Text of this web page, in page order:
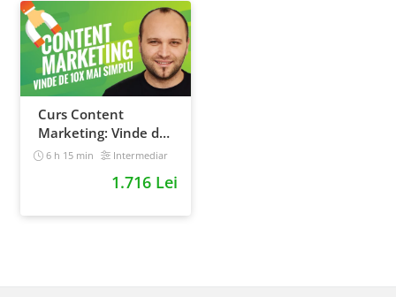
Curs Content
Marketing: Vinde de
10x mai simplu
6 h 15 min Intermediar
1.716 Lei